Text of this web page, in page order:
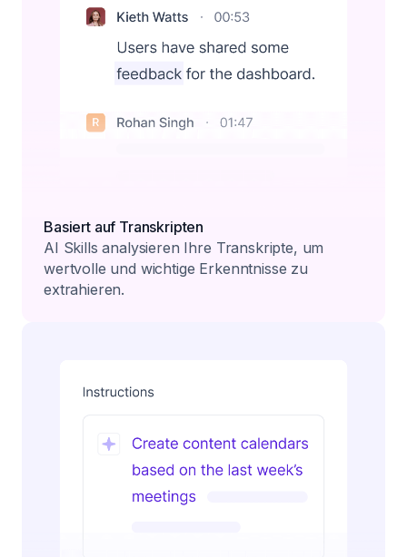
Basiert auf Transkripten
AI Skills analysieren Ihre Transkripte, um
wertvolle und wichtige Erkenntnisse zu
extrahieren.